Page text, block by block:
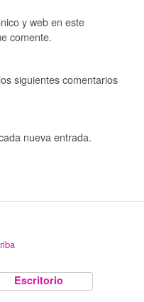
y web en este
comente.
siguientes comentarios
nueva entrada.
Escritorio